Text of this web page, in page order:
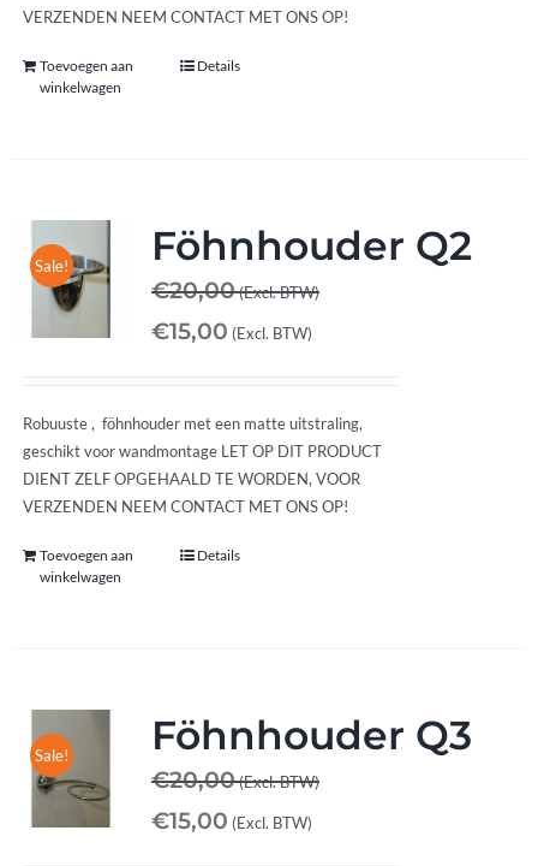
VERZENDEN NEEM CONTACT MET ONS OP!
Toevoegen aan
winkelwagen
Details
Sale! Föhnhouder Q2
€20,00(Excl. BTW)
€15,00 (Excl. BTW)
Robuuste , föhnhouder met een matte uitstraling,
geschikt voor wandmontage LET OP DIT PRODUCT
DIENT ZELF OPGEHAALD TE WORDEN, VOOR
VERZENDEN NEEM CONTACT MET ONS OP!
Toevoegen aan
winkelwagen
Details
Sale! Föhnhouder Q3
€20,00(Excl. BTW)
€15,00 (Excl. BTW)